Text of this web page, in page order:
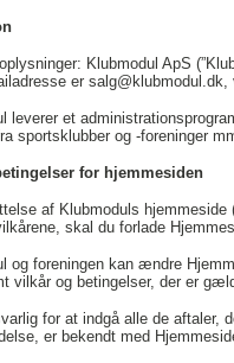
Klubmodul ApS
er
leverer et
sportsklubber og -foreninger
for hjemmesiden
af Klubmoduls hjemmeside
skal du forlade
og foreningen kan ændre
vilkår og betingelser, der er
for at indgå alle de aftaler,
er bekendt med